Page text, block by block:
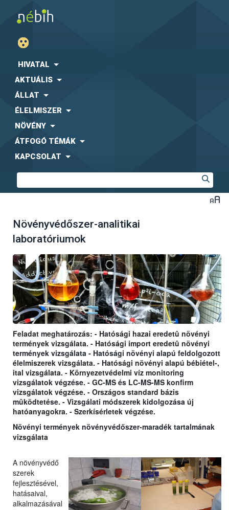
HIVATAL
AKTUÁLIS
ÁLLAT
ÉLELMISZER
NÖVÉNY
ÁTFOGÓ TÉMÁK
KAPCSOLAT
Növényvédőszer-analitikai
laboratóriumok
Feladat meghatározás: - Hatósági hazai eredetû növényi
termények vizsgálata. - Hatósági import eredetû növényi
termények vizsgálata - Hatósági növényi alapú feldolgozott
élelmiszerek vizsgálata. - Hatósági növényi alapú bébiétel-,
ital vizsgálata. - Környezetvédelmi víz monitoring
vizsgálatok végzése. - GC-MS és LC-MS-MS konfirm
vizsgálatok végzése. - Országos standard bázis
mûködtetése. - Vizsgálati módszerek kidolgozása új
hatóanyagokra. - Szerkísérletek végzése.
Növényi termények növényvédőszer-maradék tartalmának
vizsgálata
A növényvédő
szerek
fejlesztésével,
hatásaival,
alkalmazásával